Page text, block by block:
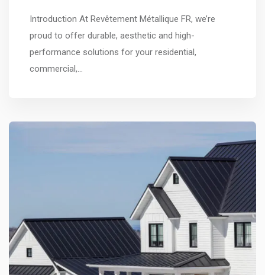
Introduction At Revêtement Métallique FR, we’re
proud to offer durable, aesthetic and high-
performance solutions for your residential,
commercial,…